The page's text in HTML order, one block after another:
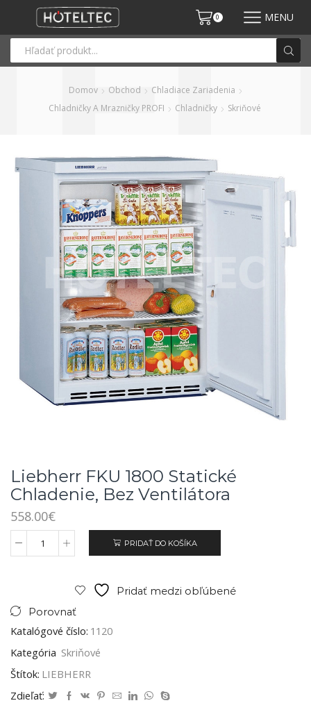
0 MENU
Domov Obchod
Chladiace Zariadenia
Chladničky A Mrazničky PROFI
Chladničky Skriňové
Liebherr FKU 1800 Statické
Chladenie, Bez Ventilátora
558.00€
PRIDAŤ DO KOŠÍKA
Pridať medzi obľúbené
Porovnať
Katalógové číslo: 1120
Kategória Skriňové
Štítok: LIEBHERR
Zdieľať: